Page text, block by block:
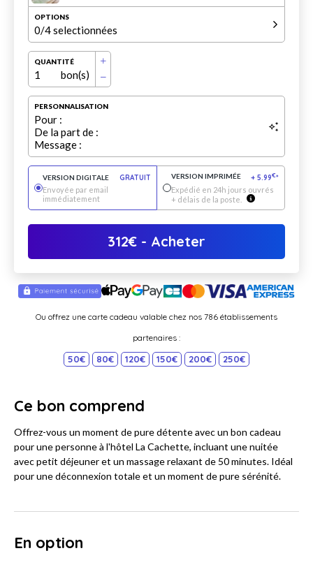
OPTIONS
0/4 selectionnées
QUANTITÉ
1 bon(s)
PERSONNALISATION
Pour :
De la part de :
Message :
VERSION DIGITALE
GRATUIT
Envoyée par email
immédiatement
VERSION IMPRIMÉE + 5.99€*
Expédié en 24h jours ouvrés
+ délais de la poste.
312€ - Acheter
Ou offrez une carte cadeau valable chez nos 786 établissements
partenaires :
50€ 80€ 120€ 150€ 200€ 250€
Ce bon comprend
Offrez-vous un moment de pure détente avec un bon cadeau
pour une personne à l'hôtel La Cachette, incluant une nuitée
avec petit déjeuner et un massage relaxant de 50 minutes. Idéal
pour une déconnexion totale et un moment de pure sérénité.
En option